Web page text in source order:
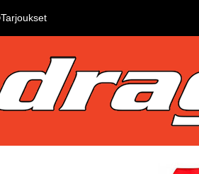
Tarjoukset